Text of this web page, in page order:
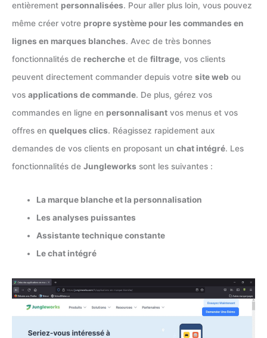
entièrement personnalisées. Pour aller plus loin, vous pouvez
même créer votre propre système pour les commandes en
lignes en marques blanches. Avec de très bonnes
fonctionnalités de recherche et de filtrage, vos clients
peuvent directement commander depuis votre site web ou
vos applications de commande. De plus, gérez vos
commandes en ligne en personnalisant vos menus et vos
offres en quelques clics. Réagissez rapidement aux
demandes de vos clients en proposant un chat intégré. Les
fonctionnalités de Jungleworks sont les suivantes :
La marque blanche et la personnalisation
Les analyses puissantes
Assistante technique constante
Le chat intégré